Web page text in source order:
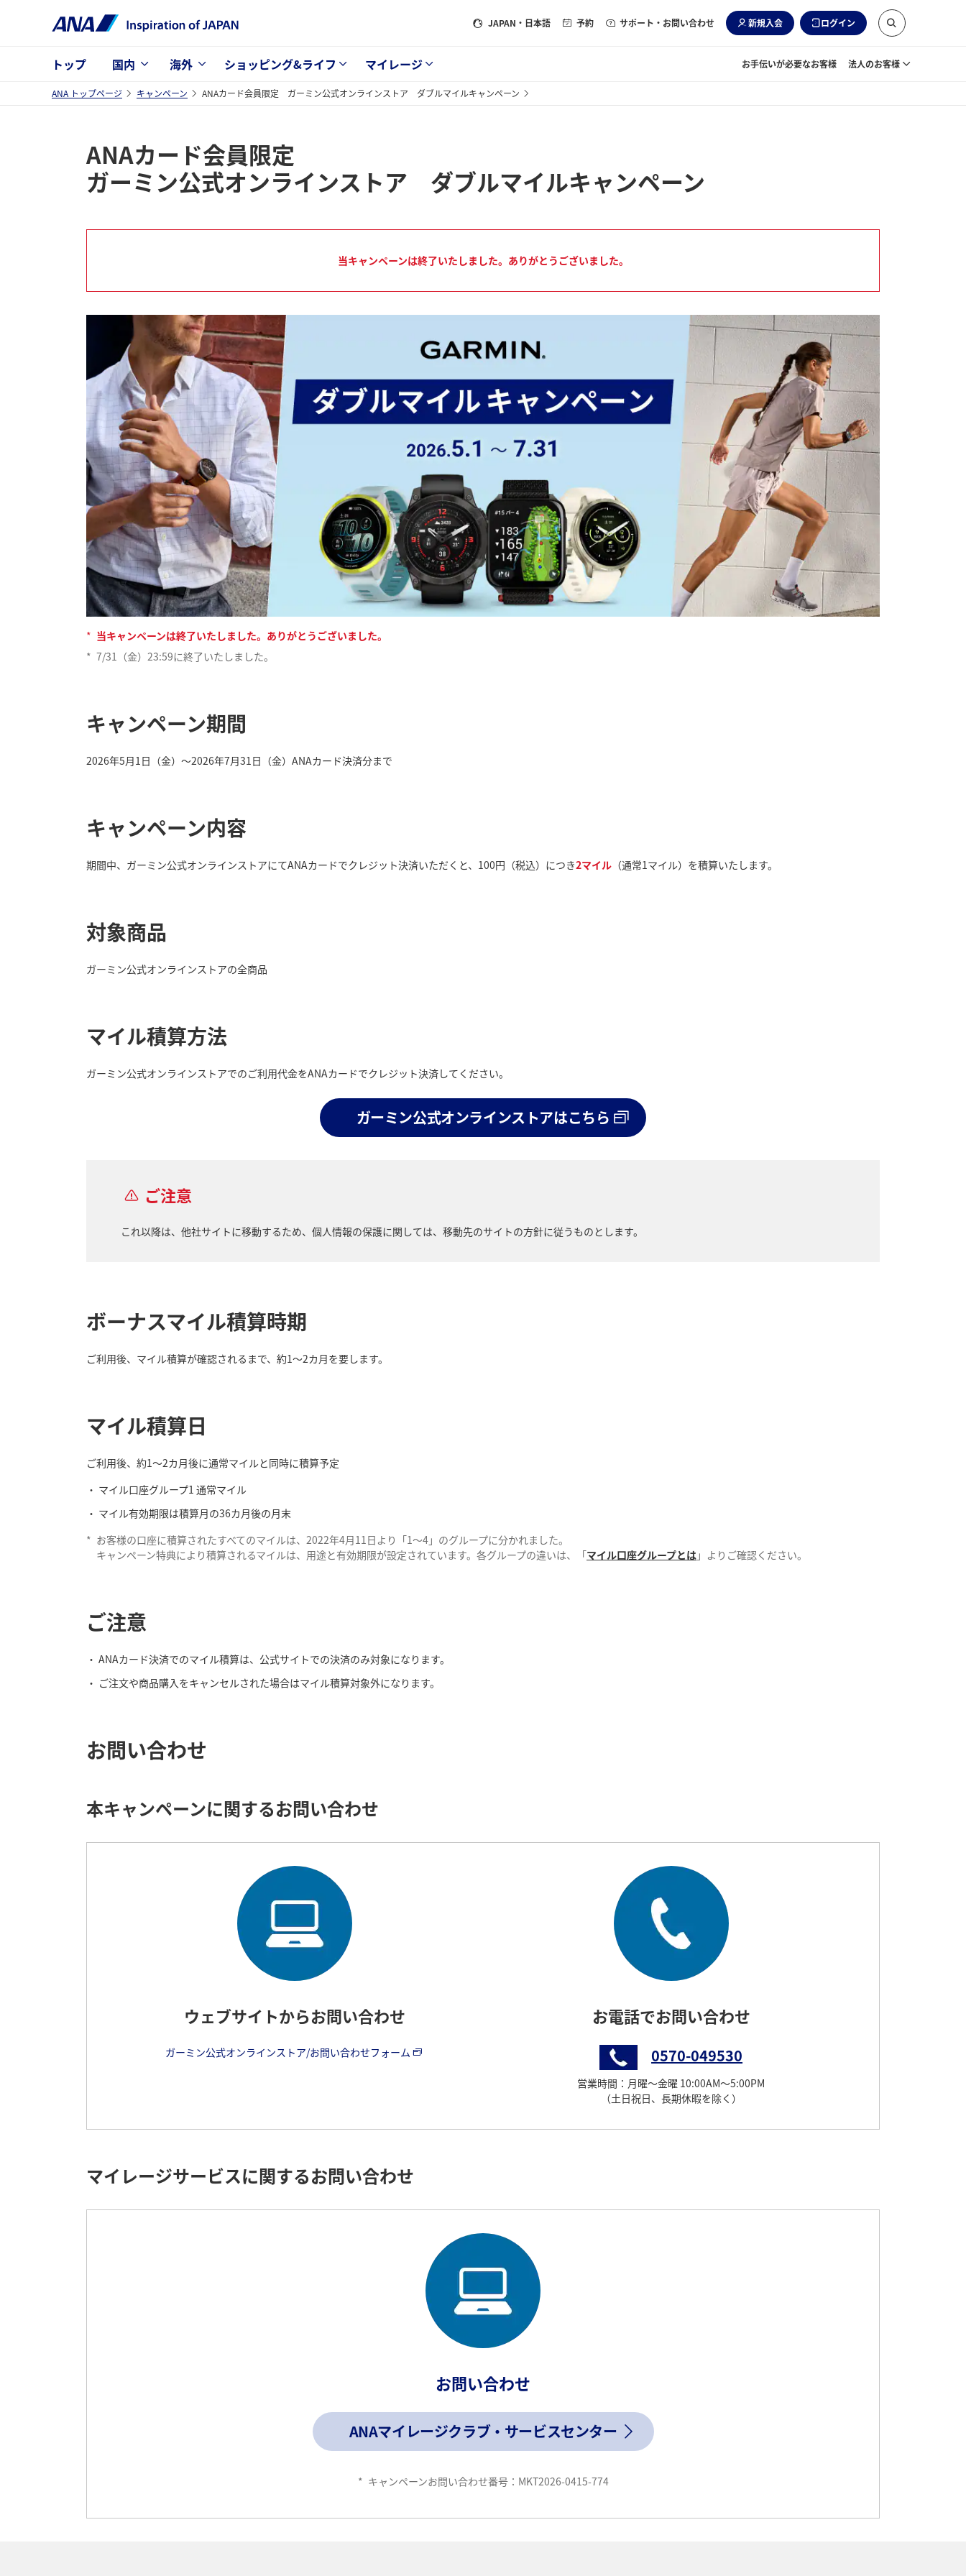
JAPAN ・日本語 予約 サポート・お問い合わせ 新規入会 ログイン
トップ 国内 海外 ショッピング&ライフ マイレージ お手伝いが必要なお客様 法人のお客様
ANA トップページ キャンペーン ANAカード会員限定 ガーミン公式オンラインストア ダブルマイルキャンペーン
ANAカード会員限定
ガーミン公式オンラインストア ダブルマイルキャンペーン
当キャンペーンは終了いたしました。ありがとうございました。
* 当キャンペーンは終了いたしました。ありがとうございました。
* 7/31（金）23:59に終了いたしました。
キャンペーン期間
2026年5月1日（金）～2026年7月31日（金）ANAカード決済分まで
キャンペーン内容
期間中、ガーミン公式オンラインストアにてANAカードでクレジット決済いただくと、100円（税込）につき2マイル （通常1マイル）を積算いたします。
対象商品
ガーミン公式オンラインストアの全商品
マイル積算方法
ガーミン公式オンラインストアでのご利用代金をANAカードでクレジット決済してください。
ガーミン公式オンラインストアはこちら
ご注意
これ以降は、他社サイトに移動するため、個人情報の保護に関しては、移動先のサイトの方針に従うものとします。
ボーナスマイル積算時期
ご利用後、マイル積算が確認されるまで、約1～2カ月を要します。
マイル積算日
ご利用後、約1～2カ月後に通常マイルと同時に積算予定
マイル口座グループ1 通常マイル
マイル有効期限は積算月の36カ月後の月末
* お客様の口座に積算されたすべてのマイルは、2022年4月11日より「1～4」のグループに分かれました。
キャンペーン特典により積算されるマイルは、用途と有効期限が設定されています。各グループの違いは、「マイル口座グループとは 」よりご確認ください。
ご注意
ANAカード決済でのマイル積算は、公式サイトでの決済のみ対象になります。
ご注文や商品購入をキャンセルされた場合はマイル積算対象外になります。
お問い合わせ
本キャンペーンに関するお問い合わせ
ウェブサイトからお問い合わせ
ガーミン公式オンラインストア/お問い合わせフォーム
お電話でお問い合わせ
0570-049530
営業時間：月曜～金曜 10:00AM～5:00PM
（土日祝日、長期休暇を除く）
マイレージサービスに関するお問い合わせ
お問い合わせ
ANAマイレージクラブ・サービスセンター
* キャンペーンお問い合わせ番号：MKT2026-0415-774